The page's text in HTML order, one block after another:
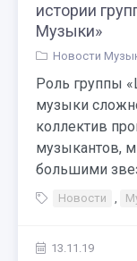
истории
Музыки»
Новости
Роль группы
музыки
коллектив
музыкантов,
большими
Новости ,
13.11.19